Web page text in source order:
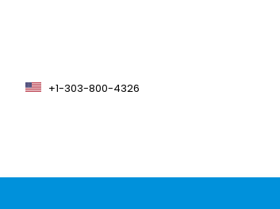
+1-303-800-4326